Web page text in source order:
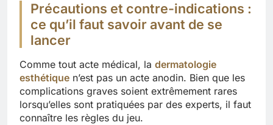
Précautions et contre-indications :
ce qu’il faut savoir avant de se
lancer
Comme tout acte médical, la dermatologie
esthétique n’est pas un acte anodin. Bien que les
complications graves soient extrêmement rares
lorsqu’elles sont pratiquées par des experts, il faut
connaître les règles du jeu.